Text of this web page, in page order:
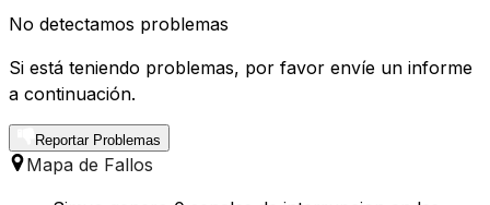
No detectamos problemas
Si está teniendo problemas, por favor envíe un informe
a continuación.
Reportar Problemas
Mapa de Fallos